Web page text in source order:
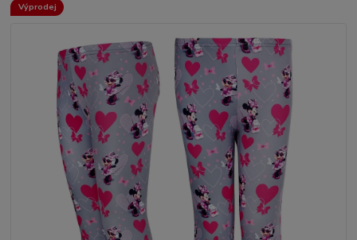
Výprodej